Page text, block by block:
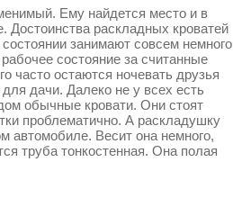
Ему найдется место и в
Достоинства раскладных кроватей
занимают совсем немного
состояние за считанные
часто остаются ночевать друзья
дачи. Далеко не у всех есть
обычные кровати. Они стоят
проблематично. А раскладушку
автомобиле. Весит она немного,
труба тонкостенная. Она полая